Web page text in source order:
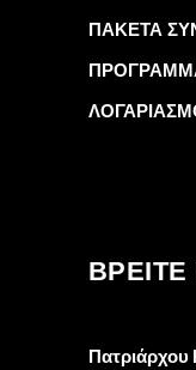
ΠΑΚΕΤΑ
Πατριάρχου